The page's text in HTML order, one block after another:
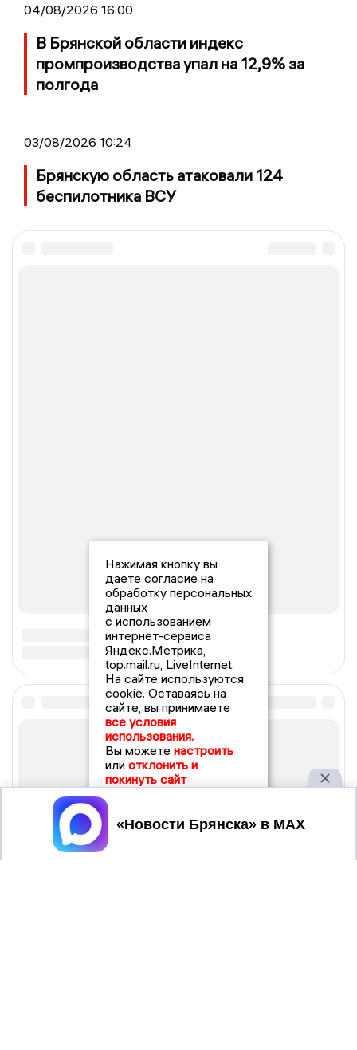
04/08/2026 16:00
В Брянской области индекс
промпроизводства упал на 12,9% за
полгода
03/08/2026 10:24
Брянскую область атаковали 124
беспилотника ВСУ
Нажимая кнопку вы
даете согласие на
обработку персональных
данных
с использованием
интернет-сервиса
Яндекс.Метрика,
top.mail.ru, LiveInternet.
На сайте используются
cookie. Оставаясь на
сайте, вы принимаете
все условия
использования.
Вы можете настроить
или отклонить и
покинуть сайт
Принять